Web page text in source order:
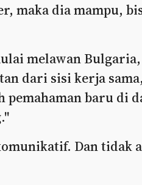
maka dia mampu,
melawan
dari sisi kerja
pemahaman baru di
Dan tidak